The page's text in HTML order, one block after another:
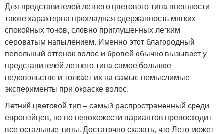
Для представителей летнего цветового типа внешности
также характерна прохладная сдержанность мягких
спокойных тонов, словно приглушенных легким
сероватым напылением. Именно этот благородный
пепельный оттенок волос и бровей обычно вызывает у
представителей летнего типа самое большое
недовольство и толкает их на самые немыслимые
эксперименты при окраске волос.
Летний цветовой тип – самый распространенный среди
европейцев, но по непохожести вариантов превосходит
все остальные типы. Достаточно сказать, что Лето может